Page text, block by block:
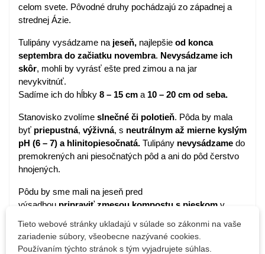
celom svete. Pôvodné druhy pochádzajú zo západnej a
strednej Ázie.
Tulipány vysádzame na jeseň, najlepšie od konca
septembra do začiatku novembra. Nevysádzame ich
skôr, mohli by vyrásť ešte pred zimou a na jar
nevykvitnúť.
Sadíme ich do hĺbky 8 – 15 cm a 10 – 20 cm od seba.
Stanovisko zvolíme slnečné či polotieň. Pôda by mala
byť priepustná, výživná, s neutrálnym až mierne kyslým
pH (6 – 7) a hlinitopiesočnatá. Tulipány nevysádzame do
premokrených ani piesočnatých pôd a ani do pôd čerstvo
hnojených.
Pôdu by sme mali na jeseň pred
výsadbou pripraviť zmesou kompostu s pieskom v
pravidelne každých 14 dní
cibuľoviny
alebotekutými slepačincami .
Tieto webové stránky ukladajú v súlade so zákonmi na vaše
zariadenie súbory, všeobecne nazývané cookies.
Používaním týchto stránok s tým vyjadrujete súhlas.